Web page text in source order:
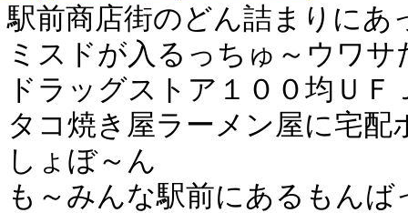
駅前商店街のどん詰まりにあ
ミスドが入るっちゅ～ウワサ
ドラッグストア１００均Ｕ
タコ焼き屋ラーメン屋に宅配
しょぼ～ん
も～みんな駅前にあるもんば